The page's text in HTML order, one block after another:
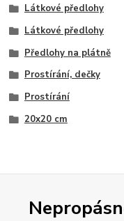
Látkové předlohy
Látkové předlohy
Předlohy na plátně
Prostírání, dečky
Prostírání
20x20 cm